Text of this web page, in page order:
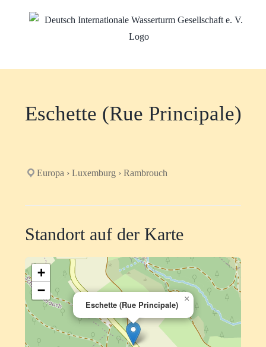
Eschette (Rue Principale)
Europa › Luxemburg › Rambrouch
Standort auf der Karte
Eschette (Rue Principale)
×
+
−